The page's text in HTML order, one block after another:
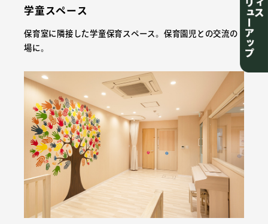
学童スペース
保育室に隣接した学童保育スペース。保育園児との交流の
場に。